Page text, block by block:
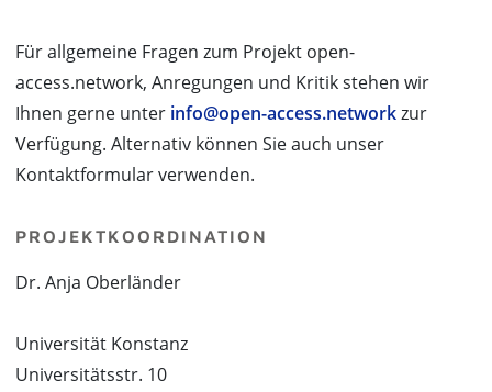
Für allgemeine Fragen zum Projekt open-
access.network, Anregungen und Kritik stehen wir
Ihnen gerne unter info@open-access.networkzur
Verfügung. Alternativ können Sie auch unser
Kontaktformular verwenden.
PROJEKTKOORDINATION
Dr. Anja Oberländer
Universität Konstanz
Universitätsstr. 10